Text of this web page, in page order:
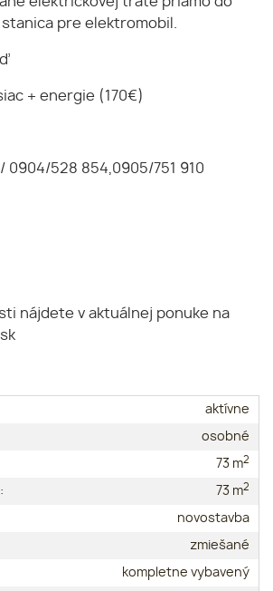
pre elektromobil.
+ energie (170€)
0904/528 854,0905/751 910
nájdete v aktuálnej ponuke na
aktívne
osobné
73 m2
73 m2
novostavba
zmiešané
kompletne vybavený